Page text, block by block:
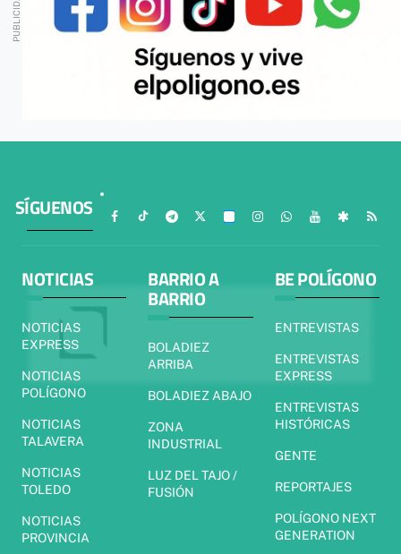
SÍGUENOS
NOTICIAS
NOTICIAS
EXPRESS
NOTICIAS
POLÍGONO
NOTICIAS
TALAVERA
NOTICIAS
TOLEDO
NOTICIAS
PROVINCIA
BARRIO A
BARRIO
BOLADIEZ
ARRIBA
BOLADIEZ ABAJO
ZONA
INDUSTRIAL
LUZ DEL TAJO /
FUSIÓN
BE POLÍGONO
ENTREVISTAS
ENTREVISTAS
EXPRESS
ENTREVISTAS
HISTÓRICAS
GENTE
REPORTAJES
POLÍGONO NEXT
GENERATION